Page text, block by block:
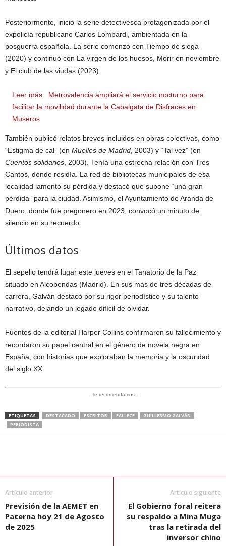
Posteriormente, inició la serie detectivesca protagonizada por el
expolicía republicano Carlos Lombardi, ambientada en la
posguerra española. La serie comenzó con Tiempo de siega
(2020) y continuó con La virgen de los huesos, Morir en noviembre
y El club de las viudas (2023).
Leer más:
Metrovalencia ampliará el servicio nocturno para
facilitar la movilidad durante la Cabalgata de Disfraces en
Museros
También publicó relatos breves incluidos en obras colectivas, como
“Estigma de cal” (en Muelles de Madrid , 2003) y “Tal vez” (en
Cuentos solidarios , 2003). Tenía una estrecha relación con Tres
Cantos, donde residía. La red de bibliotecas municipales de esa
localidad lamentó su pérdida y destacó que supone “una gran
pérdida” para la ciudad. Asimismo, el Ayuntamiento de Aranda de
Duero, donde fue pregonero en 2023, convocó un minuto de
silencio en su recuerdo.
Últimos datos
El sepelio tendrá lugar este jueves en el Tanatorio de la Paz
situado en Alcobendas (Madrid). En sus más de tres décadas de
carrera, Galván destacó por su rigor periodístico y su talento
narrativo, dejando un legado difícil de olvidar.
Fuentes de la editorial Harper Collins confirmaron su fallecimiento y
recordaron su papel central en el género de novela negra en
España, con historias que exploraban la memoria y la oscuridad
del siglo XX.
- Te recomendamos -
ETIQUETAS DESTACADO ESCRITOR FALLECE
GUILLERMO GALVÁN
PERIODISTA
Artículo anterior
Previsión de la AEMET en
Paterna hoy 21 de Agosto
de 2025
Artículo siguiente
El Gobierno foral reitera
su respaldo a Mina Muga
tras la retirada del
inversor chino